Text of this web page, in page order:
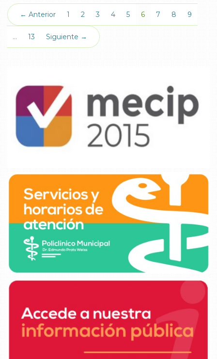
← Anterior 1 2 3 4 5 6(actual)
7 8 9
… 13 Siguiente →